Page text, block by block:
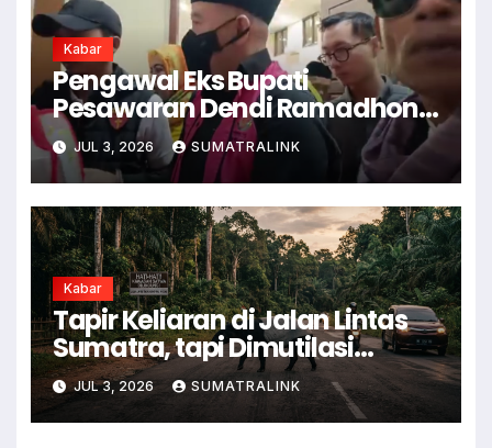
Kabar
Pengawal Eks Bupati
Pesawaran Dendi Ramadhona
Pukul Kamera Wartawan
JUL 3, 2026 SUMATRALINK
Kabar
Tapir Keliaran di Jalan Lintas
Sumatra, tapi Dimutilasi
Warga
JUL 3, 2026 SUMATRALINK